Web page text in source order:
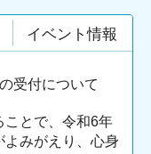
受付について
ことで、令和6年
みがえり、心身
イベント情報